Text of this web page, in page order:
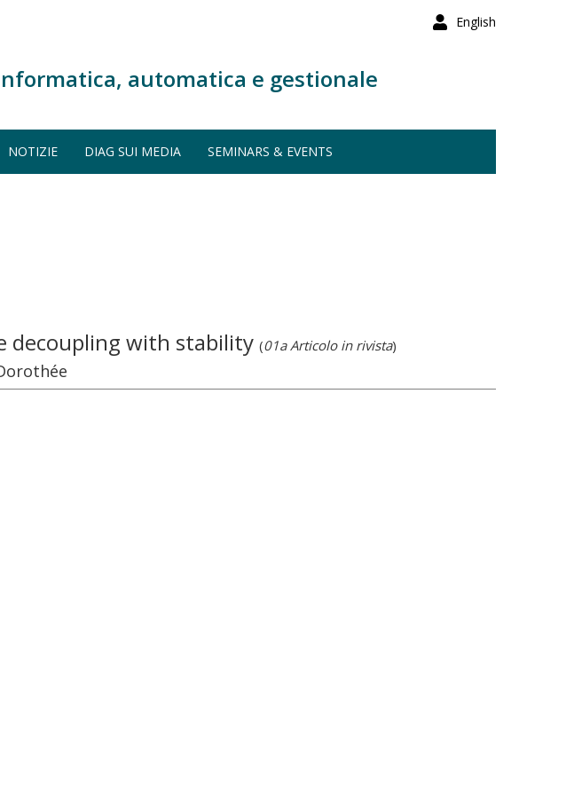
English
automatica e gestionale
NOTIZIE DIAG SUI MEDIA SEMINARS & EVENTS
decoupling with stability (01a Articolo in rivista)